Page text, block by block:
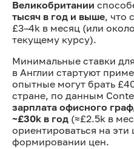
Великобритании
тысяч в год и выше, что
£3–4k в месяц (или
текущему курсу).
Минимальные ставки
в Англии стартуют
опытные могут брать
стране, по данным
зарплата офисного
~£30k в год (≈£2.5k в
ориентироваться на
формировании цен.